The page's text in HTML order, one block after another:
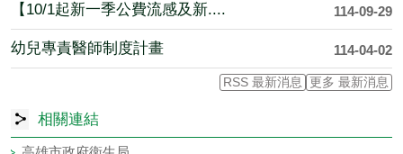
114-09-29
【10/1起新一季公費流感及新....
114-04-02
幼兒專責醫師制度計畫
RSS 最新消息 更多 最新消息
相關連結